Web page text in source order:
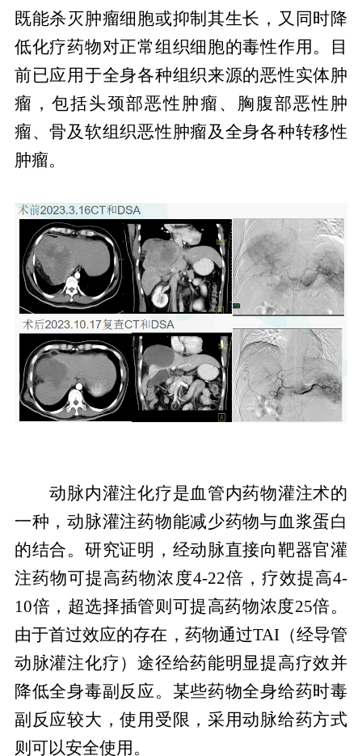
既能杀灭肿瘤细胞或抑制其生长，又同时降
低化疗药物对正常组织细胞的毒性作用。目
前已应用于全身各种组织来源的恶性实体肿
瘤，包括头颈部恶性肿瘤、胸腹部恶性肿
瘤、骨及软组织恶性肿瘤及全身各种转移性
肿瘤。
动脉内灌注化疗是血管内药物灌注术的
一种，动脉灌注药物能减少药物与血浆蛋白
的结合。研究证明，经动脉直接向靶器官灌
注药物可提高药物浓度4-22倍，疗效提高4-
10倍，超选择插管则可提高药物浓度25倍。
由于首过效应的存在，药物通过TAI（经导管
动脉灌注化疗）途径给药能明显提高疗效并
降低全身毒副反应。某些药物全身给药时毒
副反应较大，使用受限，采用动脉给药方式
则可以安全使用。